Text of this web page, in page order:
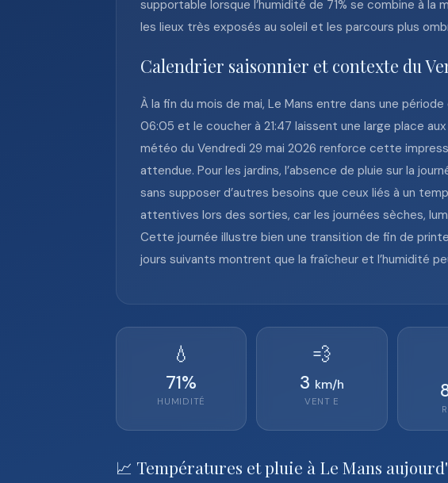
supportable lorsque l’humidité de 71% se combine à
les lieux très exposés au soleil et les parcours plus
Calendrier saisonnier et contexte du
À la fin du mois de mai, Le Mans entre dans une
06:05 et le coucher à 21:47 laissent une large place
météo du Vendredi 29 mai 2026 renforce cette
attendue. Pour les jardins, l’absence de pluie sur la
sans supposer d’autres besoins que ceux liés à un
attentives lors des sorties, car les journées sèches,
Cette journée illustre bien une transition de fin de
jours suivants montrent que la fraîcheur et l’humidité
💧
71%
HUMIDITÉ
💨
3 km/h
VENT E
📈 Températures et pluie à Le Mans